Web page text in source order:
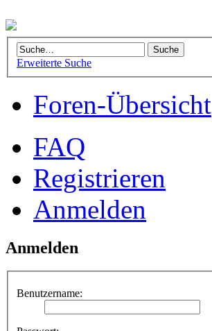
Erweiterte Suche
Foren-Übersicht
FAQ
Registrieren
Anmelden
Anmelden
Benutzername: